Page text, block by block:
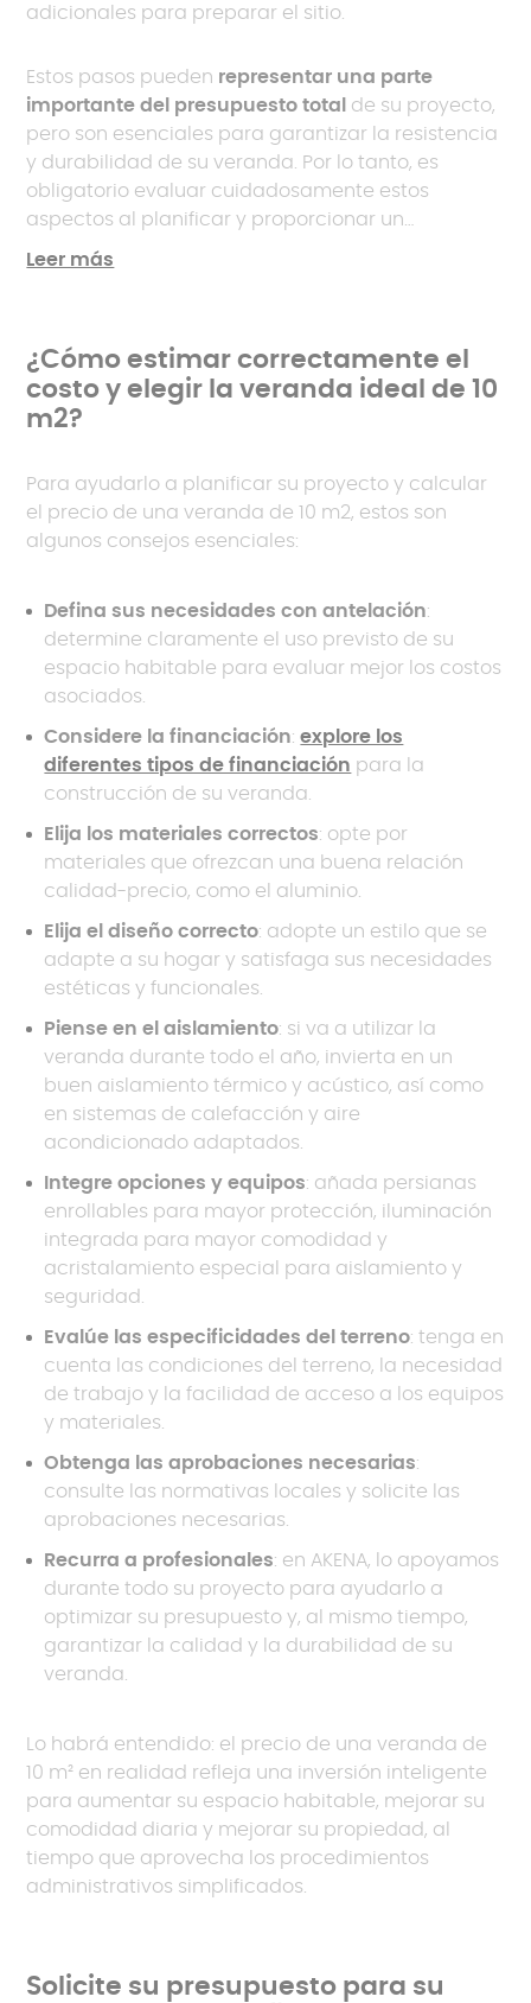
adicionales para preparar el sitio.
Estos pasos pueden representar una parte
importante del presupuesto total
de su proyecto,
pero son esenciales para garantizar la resistencia
y durabilidad de su veranda. Por lo tanto, es
obligatorio evaluar cuidadosamente estos
aspectos al planificar y proporcionar un
presupuesto adecuado para cubrir estas
Leer más
¿Cómo estimar correctamente el
costo y elegir la veranda ideal de 10
m2?
Para ayudarlo a planificar su proyecto y calcular
el precio de una veranda de 10 m2, estos son
algunos consejos esenciales:
Defina sus necesidades con antelación:
determine claramente el uso previsto de su
espacio habitable para evaluar mejor los costos
asociados.
Considere la financiación:explore los
diferentes tipos de financiación para la
construcción de su veranda.
Elija los materiales correctos: opte por
materiales que ofrezcan una buena relación
calidad-precio, como el aluminio.
Elija el diseño correcto: adopte un estilo que se
adapte a su hogar y satisfaga sus necesidades
estéticas y funcionales.
Piense en el aislamiento: si va a utilizar la
veranda durante todo el año, invierta en un
buen aislamiento térmico y acústico, así como
en sistemas de calefacción y aire
acondicionado adaptados.
Integre opciones y equipos: añada persianas
enrollables para mayor protección, iluminación
integrada para mayor comodidad y
acristalamiento especial para aislamiento y
seguridad.
Evalúe las especificidades del terreno: tenga en
cuenta las condiciones del terreno, la necesidad
de trabajo y la facilidad de acceso a los equipos
y materiales.
Obtenga las aprobaciones necesarias:
consulte las normativas locales y solicite las
aprobaciones necesarias.
Recurra a profesionales: en AKENA, lo apoyamos
durante todo su proyecto para ayudarlo a
optimizar su presupuesto y, al mismo tiempo,
garantizar la calidad y la durabilidad de su
veranda.
Lo habrá entendido: el precio de una veranda de
10 m² en realidad refleja una inversión inteligente
para aumentar su espacio habitable, mejorar su
comodidad diaria y mejorar su propiedad, al
tiempo que aprovecha los procedimientos
administrativos simplificados.
Solicite su presupuesto para su